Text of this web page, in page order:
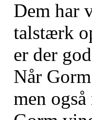
Dem har
talstærk
er der
Når
men